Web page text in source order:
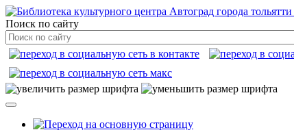
Поиск по сайту